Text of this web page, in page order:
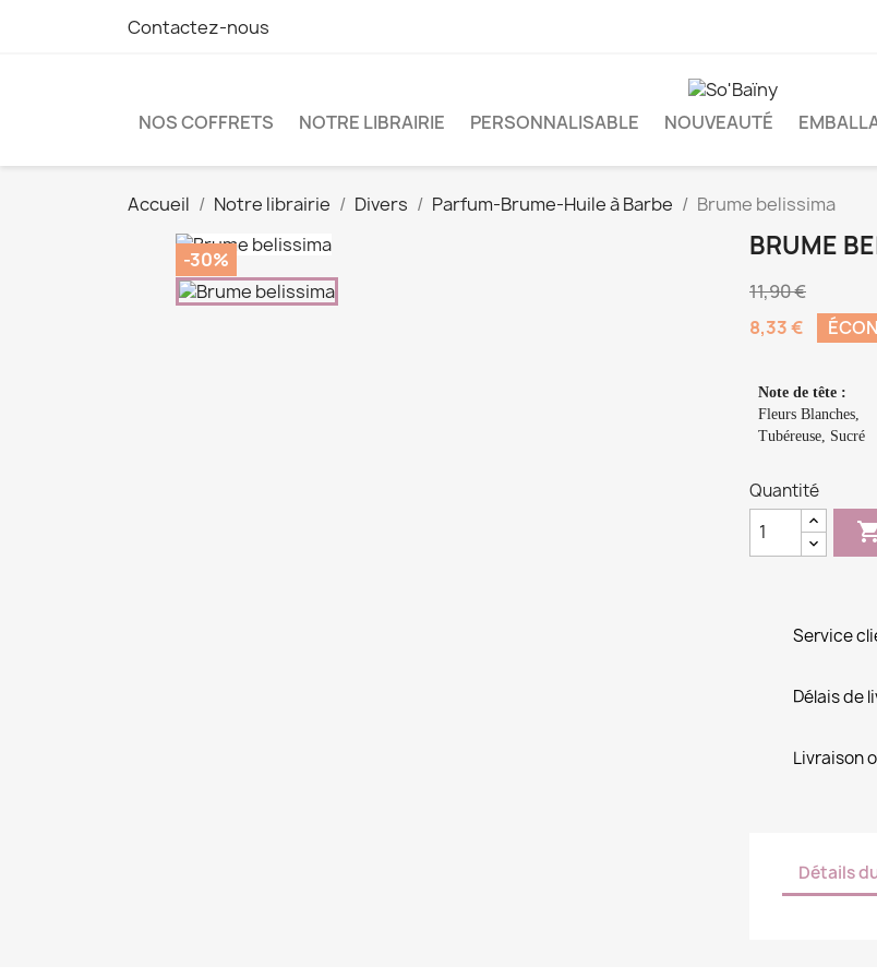
Contactez-nous
NOS COFFRETS NOTRE LIBRAIRIE PERSONNALISABLE NOUVEAUTÉ
Accueil Notre librairie Divers Parfum-Brume-Huile à Barbe Brume belissima
-30% BRUME
11,90 €
8,33 €
Note de tête :
Fleurs Blanches,
Tubéreuse, Sucré
Quantité
Service
Délais de
Livraison
Détails